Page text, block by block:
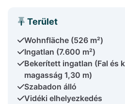
Terület
Wohnfläche (526 m²)
Ingatlan (7.600 m²)
Bekerített ingatlan (Fal és
magasság 1,30 m)
Szabadon álló
Vidéki elhelyezkedés